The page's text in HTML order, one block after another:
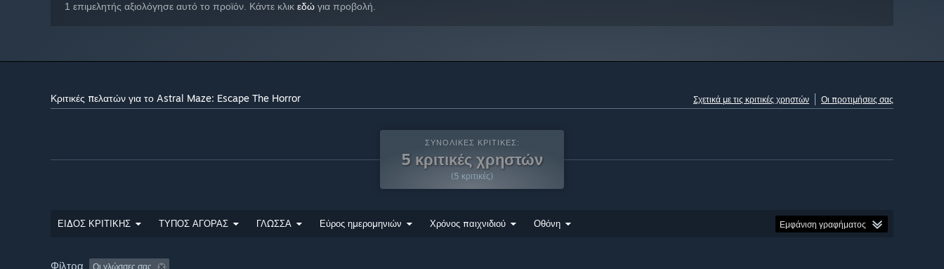
1 επιμελητής αξιολόγησε αυτό το προϊόν. Κάντε κλικ εδώ για προβολή.
Κριτικές πελατών για το Astral Maze: Escape The Horror Σχετικά με τις κριτικές χρηστών Οι προτιμήσεις σας
ΣΥΝΟΛΙΚΈΣ ΚΡΙΤΙΚΈΣ:
5 κριτικές χρηστών
(5 κριτικές)
ΕΙΔΟΣ ΚΡΙΤΙΚΗΣ ΤΥΠΟΣ ΑΓΟΡΑΣ ΓΛΩΣΣΑ Εύρος ημερομηνιών Χρόνος παιχνιδιού Οθόνη Εμφάνιση γραφήματος
Φίλτρα